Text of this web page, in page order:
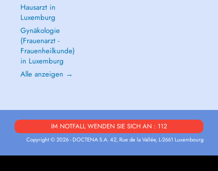
Hausarzt in
Luxemburg
Gynäkologie
(Frauenarzt -
Frauenheilkunde)
in Luxemburg
Alle anzeigen →
IM NOTFALL WENDEN SIE SICH AN : 112
Copyright © 2026 - DOCTENA S.A. 42, Rue de la Vallée, L-2661 Luxembourg